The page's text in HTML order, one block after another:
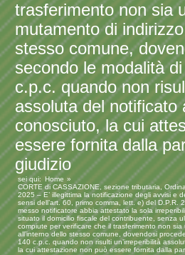
trasferimento non sia
mutamento di
stesso comune,
secondo le modalità
c.p.c. quando non
assoluta del notificato
conosciuto, la cui
essere fornita dalla
giudizio
sei qui:
Home
CORTE di CASSAZIONE, sezione tributaria,
2025 – E’ illegittima la notificazione degli avvisi e
sensi dell’art. 60, primo comma, lett. e) del D.P.R.
messo notificatore abbia attestato la sola
situato il domicilio fiscale del contribuente, senza
compiute per verificare che il trasferimento non
all’interno dello stesso comune, dovendosi
140 c.p.c. quando non risulti un’irreperibilità
la cui attestazione non può essere fornita dalla